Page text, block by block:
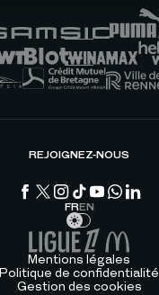
REJOIGNEZ-NOUS
FREN
Mentions légales
Politique de confidentialité
Gestion des cookies